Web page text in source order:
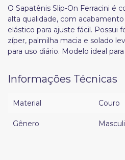
O Sapatênis Slip-On Ferracini é
alta qualidade, com
elástico para ajuste fácil. Possui
zíper, palmilha macia e solado
para uso diário. Modelo ideal
Informações Técnicas
Material Couro
Gênero